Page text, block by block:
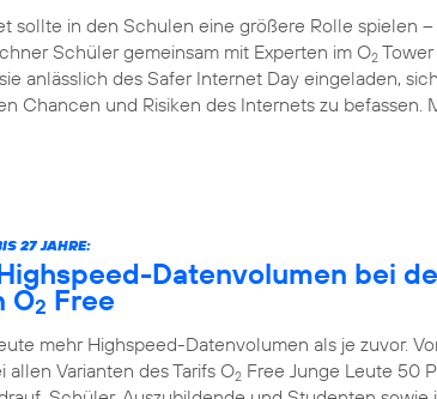
sollte in den Schulen eine größere Rolle spielen –
Schüler gemeinsam mit Experten im O2
anlässlich des Safer Internet Day eingeladen,
Chancen und Risiken des Internets zu befassen.
27 JAHRE:
Datenvolumen bei
O2 Free
mehr Highspeed-Datenvolumen als je zuvor.
allen Varianten des Tarifs O2 Free Junge Leute 50